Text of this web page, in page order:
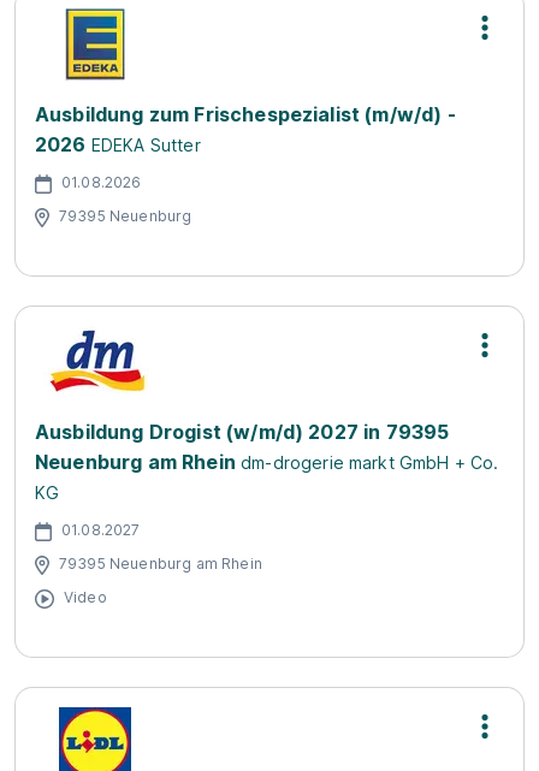
Ausbildung zum Frischespezialist (m/w/d) -
2026 EDEKA Sutter
01.08.2026
79395 Neuenburg
Ausbildung Drogist (w/m/d) 2027 in 79395
Neuenburg am Rhein dm-drogerie markt GmbH + Co.
KG
01.08.2027
79395 Neuenburg am Rhein
Video